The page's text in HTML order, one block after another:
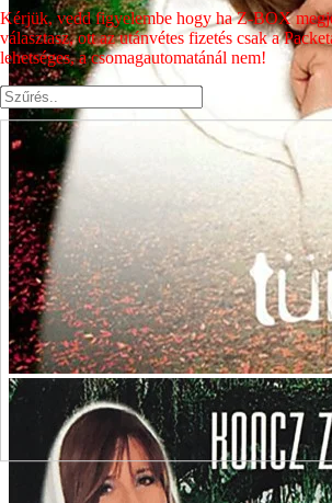
Kérjük, vedd figyelembe hogy ha Z-BOX
választasz, ott az utánvétes fizetés csak a
lehetséges, a csomagautomatánál nem!